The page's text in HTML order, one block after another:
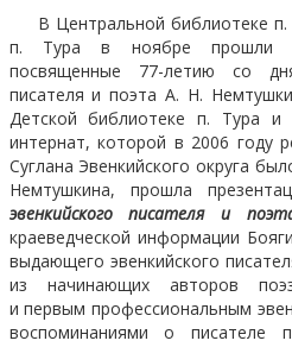
В Центральной библиотеке п.
п. Тура в ноябре
посвященные 77-летию со
писателя и поэта А. Н.
Детской библиотеке п. Тура и
интернат, которой в 2006 году
Суглана Эвенкийского
Немтушкина, прошла
эвенкийского писателя и
краеведческой информации
выдающего эвенкийского
из начинающих авторов
и первым профессиональным
воспоминаниями о писателе